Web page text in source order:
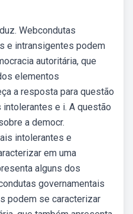
Webcondutas
e intransigentes podem
autoritária, que
elementos
a resposta para questão
e i. A questão
a democr.
intolerantes e
em uma
alguns dos
governamentais
podem se caracterizar